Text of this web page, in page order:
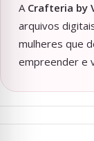
A Crafteria by
arquivos
mulheres que
empreender e